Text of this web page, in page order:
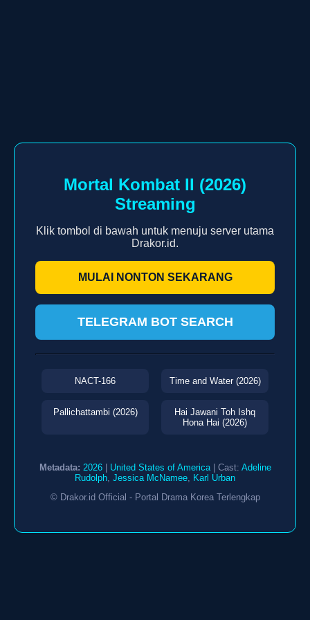
Mortal Kombat II (2026)
Streaming
Klik tombol di bawah untuk menuju server utama
Drakor.id.
MULAI NONTON SEKARANG
TELEGRAM BOT SEARCH
NACT-166 Time and Water (2026)
Pallichattambi (2026)
Hai Jawani Toh Ishq
Hona Hai (2026)
Metadata: 2026| United States of America| Cast: Adeline
Rudolph, Jessica McNamee, Karl Urban
© Drakor.id Official - Portal Drama Korea Terlengkap